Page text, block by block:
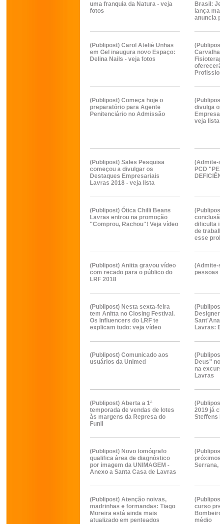
uma franquia da Natura - veja
fotos
Brasil:
lança
anuncia
(Publipost) Carol Ateliê Unhas
em Gel inaugura novo Espaço:
Delina Nails - veja fotos
(Publipost) Começa hoje o
preparatório para Agente
Penitenciário no Admissão
divulga
veja lista
(Publipost) Sales Pesquisa
começou a divulgar os
Destaques Empresariais
Lavras 2018 - veja lista
(Admite-
PCD
(Publipost) Ótica Chilli Beans
Lavras entrou na promoção
"Comprou, Rachou"! Veja vídeo
dificulta
de
esse
(Publipost) Anitta gravou vídeo
com recado para o público do
LRF 2018
(Publipost) Nesta sexta-feira
tem Anitta no Closing Festival.
Os Influencers do LRF te
explicam tudo: veja vídeo
Lavras:
(Publipost) Comunicado aos
usuários da Unimed
Deus"
na
Lavras
(Publipost) Aberta a 1ª
temporada de vendas de lotes
às margens da Represa do
Funil
2019 já
Steffens
(Publipost) Novo tomógrafo
qualifica área de diagnóstico
por imagem da UNIMAGEM -
Anexo a Santa Casa de Lavras
(Publipost) Atenção noivas,
madrinhas e formandas: Tiago
Moreira está ainda mais
atualizado em penteados
curso
médio